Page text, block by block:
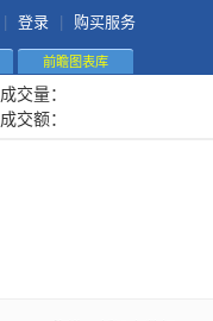
登录 购买服务
前瞻图表库
成交量：
成交额：